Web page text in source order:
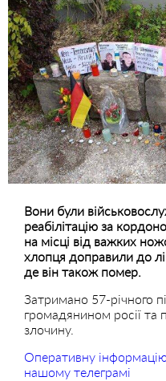
Вони були
реабілітацію за
на місці від важких
хлопця доправили до
де він також помер.
Затримано 57-річного
громадянином росії та
злочину.
Оперативну
нашому телеграмі